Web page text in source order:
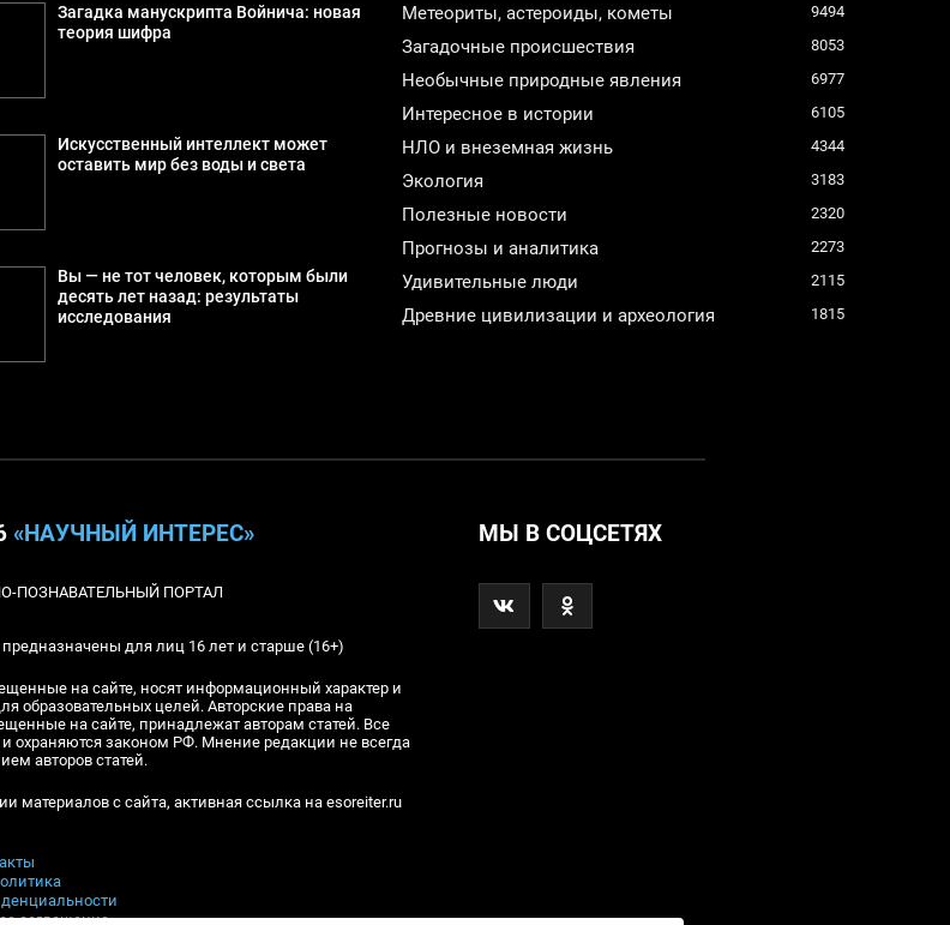
Загадка манускрипта Войнича: новая
теория шифра
Искусственный интеллект может
оставить мир без воды и света
Вы — не тот человек, которым были
десять лет назад: результаты
исследования
Метеориты, астероиды, кометы 9494
Загадочные происшествия 8053
Необычные природные явления 6977
Интересное в истории 6105
НЛО и внеземная жизнь 4344
Экология 3183
Полезные новости 2320
Прогнозы и аналитика 2273
Удивительные люди 2115
Древние цивилизации и археология 1815
«НАУЧНЫЙ ИНТЕРЕС»
ПОЗНАВАТЕЛЬНЫЙ ПОРТАЛ
для лиц 16 лет и старше (16+)
на сайте, носят информационный характер и
образовательных целей. Авторские права на
на сайте, принадлежат авторам статей. Все
охраняются законом РФ. Мнение редакции не всегда
авторов статей.
материалов с сайта, активная ссылка на esoreiter.ru
соглашение
МЫ В СОЦСЕТЯХ